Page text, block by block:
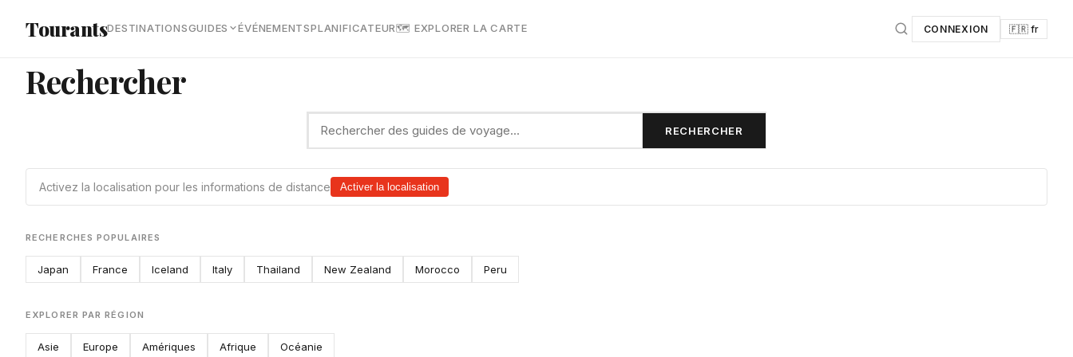
TourantsDESTINATIONSGUIDES ÉVÉNEMENTSPLANIFICATEUR🗺 EXPLORER LA CARTE CONNEXION 🇫🇷 fr
Rechercher
RECHERCHER
Activez la localisation pour les informations de distance Activer la localisation
RECHERCHES POPULAIRES
Japan France Iceland Italy Thailand New Zealand Morocco Peru
EXPLORER PAR RÉGION
Asie Europe Amériques Afrique Océanie